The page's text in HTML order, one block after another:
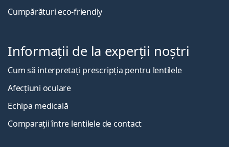
Cumpărături eco-friendly
Informații de la experții noștri
Cum să interpretați prescripția pentru lentilele
Afecțiuni oculare
Echipa medicală
Comparații între lentilele de contact